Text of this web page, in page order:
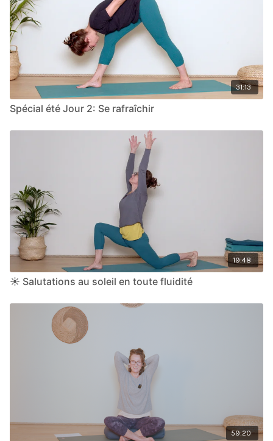
31:13
Spécial été Jour 2: Se rafraîchir
19:48
☀️ Salutations au soleil en toute fluidité
59:20